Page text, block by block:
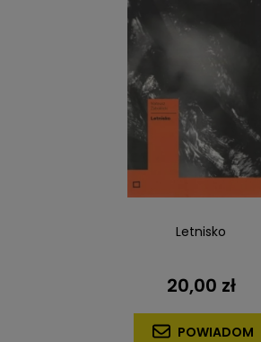
Letnisko
20,00 zł
POWIADOM